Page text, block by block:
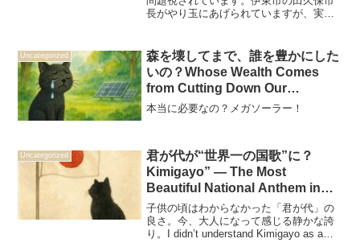
長がやり玉にあげられていますが、実際
いように見えます。一方で、東京都知事
の小池百合子氏も、かつて...
Uncategorized
森を壊してまで、誰を豊かにした
いの？Whose Wealth Comes
from Cutting Down Our
Forests？
本当に必要なの？メガソーラー！
Uncategorized
君が代が“世界一の国歌”に？
Kimigayo” — The Most
Beautiful National Anthem in
the World?
子供の頃はわからなかった「君が代」の
良さ。今、大人になって感じる静かな誇
り。I didn’t understand Kimigayo as a